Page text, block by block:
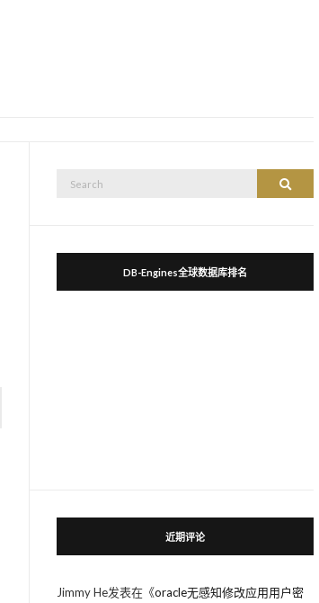
Search
DB-Engines全球数据库排名
近期评论
Jimmy He发表在《oracle无感知修改应用用户密